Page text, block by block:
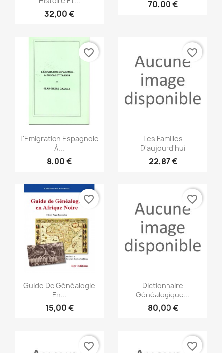
32,00 €
70,00 €
Aperçu rapide
L'Emigration Espagnole
À...
8,00 €
favorite_border
Aperçu rapide
Les Familles
D'aujourd'hui
22,87 €
favorite_border
Aperçu rapide
Guide De Généalogie
En...
15,00 €
favorite_border
Aperçu rapide
Dictionnaire
Généalogique...
80,00 €
favorite_border
favorite_border favorite_border